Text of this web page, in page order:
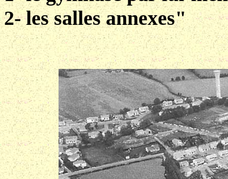
2- les salles annexes"